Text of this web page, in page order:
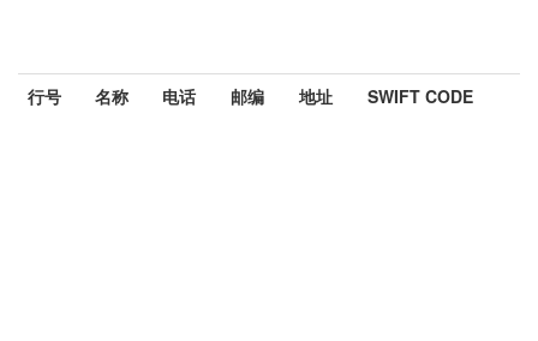
行号 名称 电话 邮编 地址 SWIFT CODE